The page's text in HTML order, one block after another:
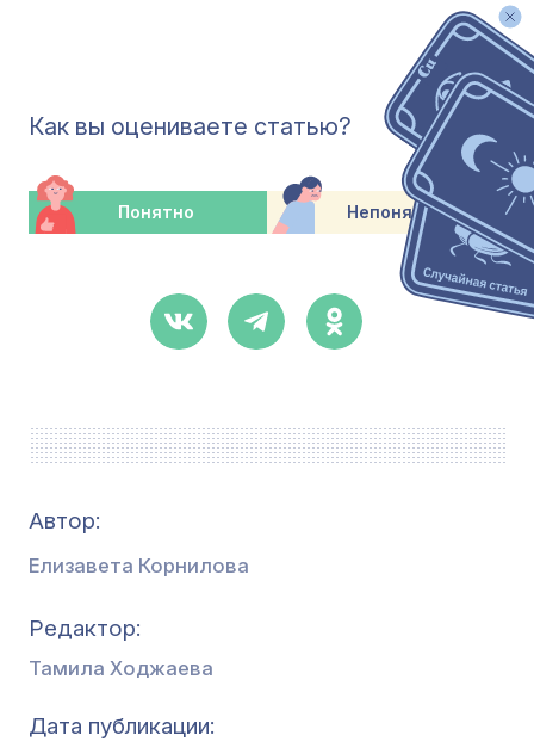
Как вы оцениваете статью?
Понятно Непонятно
Автор:
Елизавета Корнилова
Редактор
Тамила Ходжаева
Дата публикации